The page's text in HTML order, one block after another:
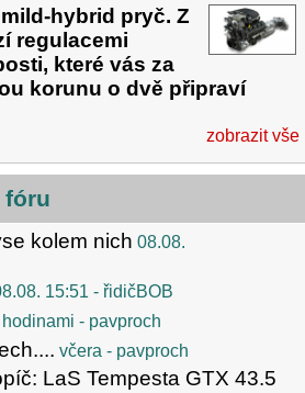
hybrid pryč. Z
regulacemi
které vás za
korunu o dvě připraví
zobrazit vše
fóru
kolem nich 08.08.
15:51 - řidičBOB
- pavproch
včera - pavproch
LaS Tempesta GTX 43.5